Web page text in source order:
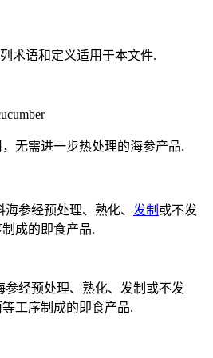
术语和定义适用于本文件.
无需进一步热处理的海参产品.
参经预处理、熟化、 发制 或不发
成的即食产品.
参经预处理、熟化、发制或不发
工序制成的即食产品.